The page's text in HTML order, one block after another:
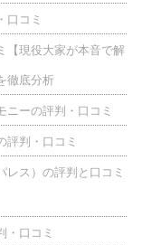
口コミ
【現役大家が本音で解
徹底分析
ーの評判・口コミ
判・口コミ
レス）の評判と口コミ
口コミ